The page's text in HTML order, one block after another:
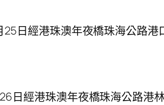
日經港珠澳年夜橋珠海公路港
經港珠澳年夜橋珠海公路港